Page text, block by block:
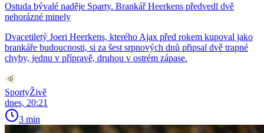
Ostuda bývalé naděje Sparty. Brankář Heerkens předvedl dvě
nehorázné minely
Dvacetiletý Joeri Heerkens, kterého Ajax před rokem kupoval jako
brankáře budoucnosti, si za šest srpnových dnů připsal dvě trapné
chyby, jednu v přípravě, druhou v ostrém zápase.
SportyŽivě
dnes, 20:21
3 min